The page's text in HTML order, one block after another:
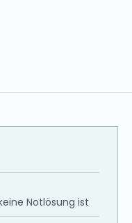
Notlösung ist